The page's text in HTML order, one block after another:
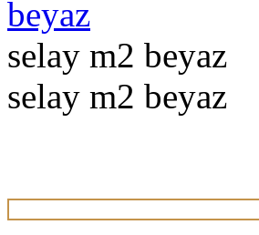
selay m2 beyaz
selay m2 beyaz